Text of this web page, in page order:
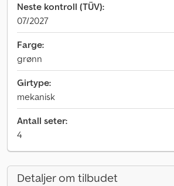
Neste kontroll (TÜV):
07/2027
Farge:
grønn
Girtype:
mekanisk
Antall seter:
4
Detaljer om tilbudet